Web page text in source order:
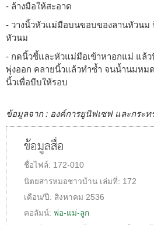
- ล้างมือให้สะอาด
- วางนิ้วหัวแม่มือบนขอบของลานหัวนม
หัวนม
- กดนิ้วชี้และหัวแม่มือเข้าหาอกแม่ แล้
พุ่งออก คลายนิ้วแล้วทำซ้ำ จนน้ำนมหม
นิ้วเพื่อบีบให้รอบ
ข้อมูลจาก : องค์การยูนิฟเซฟ และกระ
ข้อมูลสื่อ
ชื่อไฟล์: 172-010
นิตยสารหมอชาวบ้าน เล่มที่: 172
เดือน/ปี: สิงหาคม 2536
คอลัมน์: พ่อ-แม่-ลูก